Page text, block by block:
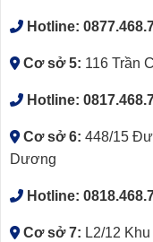
Hotline:
Cơ sở 5: 116 Trần
Hotline:
Cơ sở 6: 448/15
Dương
Hotline:
Cơ sở 7: L2/12